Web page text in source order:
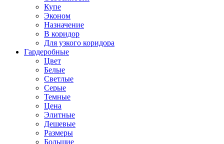
Купе
Эконом
Назначение
В коридор
Для узкого коридора
Гардеробные
Цвет
Белые
Светлые
Серые
Темные
Цена
Элитные
Дешевые
Размеры
Большие